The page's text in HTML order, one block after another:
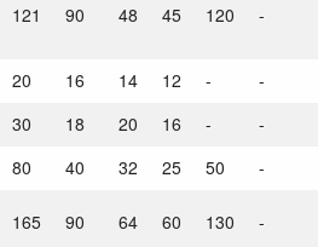
121 90 48 45 120 -
20 16 14 12 -
-
30 18 20 16 -
-
80 40 32 25 50
-
165 90 64 60 130 -